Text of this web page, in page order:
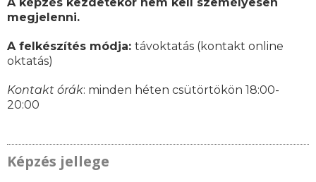
A képzés kezdetekor nem kell személyesen
megjelenni.
A felkészítés módja: távoktatás (kontakt online
oktatás)
Kontakt órák: minden héten csütörtökön 18:00-
20:00
Képzés jellege